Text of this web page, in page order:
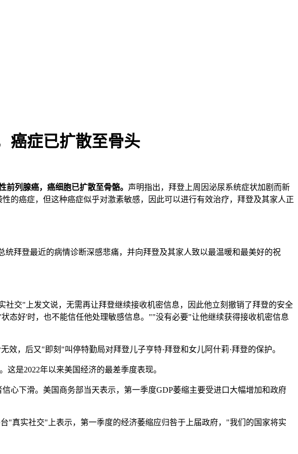
癌症已扩散至骨头
前列腺癌，癌细胞已扩散至骨骼。 声明指出，拜登上周因泌尿系统症状加剧而新
的癌症，但这种癌症似乎对激素敏感，因此可以进行有效治疗，拜登及其家人正
拜登最近的病情诊断深感悲痛，并向拜登及其家人致以最温暖和最美好的祝
交"上发文说，无需再让拜登继续接收机密信息，因此他立刻撤销了拜登的安全
态好'时，也不能信任他处理敏感信息。""没有必要"让他继续获得接收机密信息
，后又"即刻"叫停特勤局对拜登儿子亨特·拜登和女儿阿什莉·拜登的保护。
是2022年以来美国经济的最差季度表现。
心下滑。美国商务部当天表示，第一季度GDP萎缩主要受进口大幅增加和政府
"真实社交"上表示，第一季度的经济萎缩应归咎于上届政府，"我们的国家将实